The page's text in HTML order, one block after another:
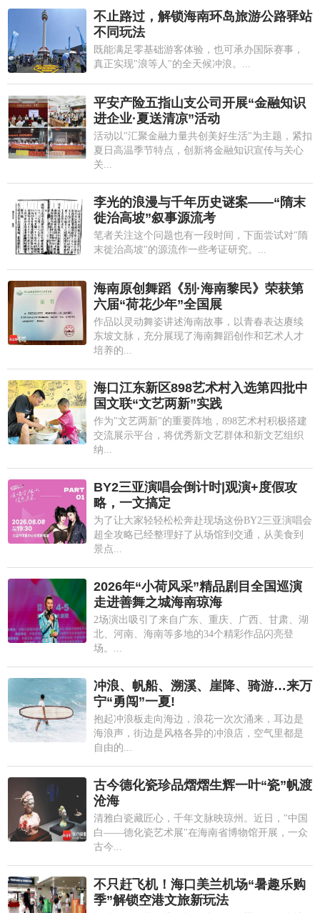
不止路过，解锁海南环岛旅游公路驿站
不同玩法
既能满足零基础游客体验，也可承办国际赛事，
真正实现"浪等人"的全天候冲浪。...
平安产险五指山支公司开展“金融知识
进企业·夏送清凉”活动
活动以"汇聚金融力量共创美好生活"为主题，紧扣
夏日高温季节特点，创新将金融知识宣传与关心
关...
李光的浪漫与千年历史谜案——“隋末
徙治高坡”叙事源流考
笔者关注这个问题也有一段时间，下面尝试对"隋
末徙治高坡"的源流作一些考证研究。...
海南原创舞蹈《别·海南黎民》荣获第
六届“荷花少年”全国展
作品以灵动舞姿讲述海南故事，以青春表达赓续
东坡文脉，充分展现了海南舞蹈创作和艺术人才
培养的...
海口江东新区898艺术村入选第四批中
国文联“文艺两新”实践
作为"文艺两新"的重要阵地，898艺术村积极搭建
交流展示平台，将优秀新文艺群体和新文艺组织
纳...
BY2三亚演唱会倒计时|观演+度假攻
略，一文搞定
为了让大家轻轻松松奔赴现场这份BY2三亚演唱会
超全攻略已经整理好了从场馆到交通，从美食到
景点...
2026年“小荷风采”精品剧目全国巡演
走进善舞之城海南琼海
2场演出吸引了来自广东、重庆、广西、甘肃、湖
北、河南、海南等多地的34个精彩作品闪亮登
场。...
冲浪、帆船、溯溪、崖降、骑游…来万
宁“勇闯”一夏!
抱起冲浪板走向海边，浪花一次次涌来，耳边是
海浪声，街边是风格各异的冲浪店，空气里都是
自由的...
古今德化瓷珍品熠熠生辉一叶“瓷”帆渡
沧海
清雅白瓷藏匠心，千年文脉映琼州。近日，"中国
白——德化瓷艺术展"在海南省博物馆开展，一众
古今...
不只赶飞机！海口美兰机场“暑趣乐购
季”解锁空港文旅新玩法